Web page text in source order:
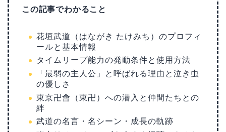
この記事でわかること
花垣武道（はながき たけみち）のプロフィ
ールと基本情報
タイムリープ能力の発動条件と使用方法
「最弱の主人公」と呼ばれる理由と泣き虫
の優しさ
東京卍會（東卍）への潜入と仲間たちとの
絆
武道の名言・名シーン・成長の軌跡